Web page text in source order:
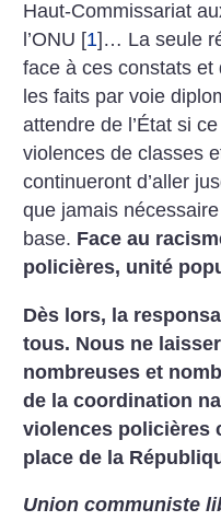
Haut-Commissariat
l’ONU [1] … La seule
face à ces constats
les faits par voie
attendre de l’État si
violences de classes
continueront d’aller
que jamais
base. Face au
policières, unité
Dès lors, la
tous. Nous ne
nombreuses et
de la coordination
violences policières
place de la
Union communiste